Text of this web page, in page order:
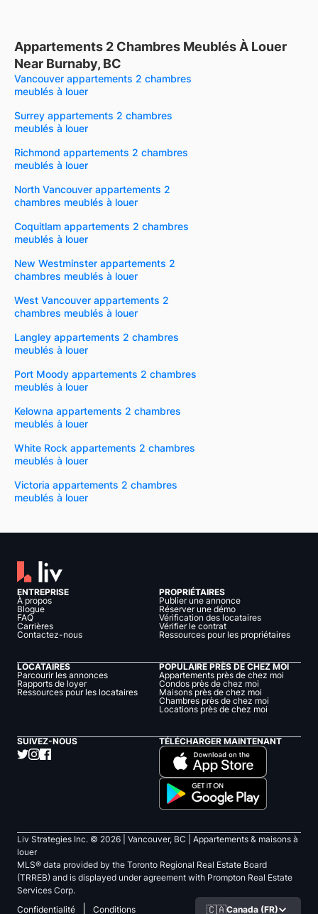
Appartements 2 Chambres Meublés À Louer
Near Burnaby, BC
Vancouver appartements 2 chambres
meublés à louer
Surrey appartements 2 chambres
meublés à louer
Richmond appartements 2 chambres
meublés à louer
North Vancouver appartements 2
chambres meublés à louer
Coquitlam appartements 2 chambres
meublés à louer
New Westminster appartements 2
chambres meublés à louer
West Vancouver appartements 2
chambres meublés à louer
Langley appartements 2 chambres
meublés à louer
Port Moody appartements 2 chambres
meublés à louer
Kelowna appartements 2 chambres
meublés à louer
White Rock appartements 2 chambres
meublés à louer
Victoria appartements 2 chambres
meublés à louer
ENTREPRISE
À propos
Blogue
FAQ
Carrières
Contactez-nous
PROPRIÉTAIRES
Publier une annonce
Réserver une démo
Vérification des locataires
Vérifier le contrat
Ressources pour les propriétaires
LOCATAIRES
Parcourir les annonces
Rapports de loyer
Ressources pour les locataires
POPULAIRE PRÈS DE CHEZ MOI
Appartements près de chez moi
Condos près de chez moi
Maisons près de chez moi
Chambres près de chez moi
Locations près de chez moi
SUIVEZ-NOUS TÉLÉCHARGER MAINTENANT
Liv Strategies Inc. © 2026 | Vancouver, BC |
Appartements & maisons à
louer
MLS® data provided by the Toronto Regional Real Estate Board
(TRREB) and is displayed under agreement with Prompton Real Estate
Services Corp.
Confidentialité
Conditions 🇨🇦Canada (FR)